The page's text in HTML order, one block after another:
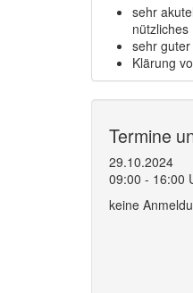
sehr
sehr
Klärung
Termine
29.10.2024
09:00 - 16:00
keine